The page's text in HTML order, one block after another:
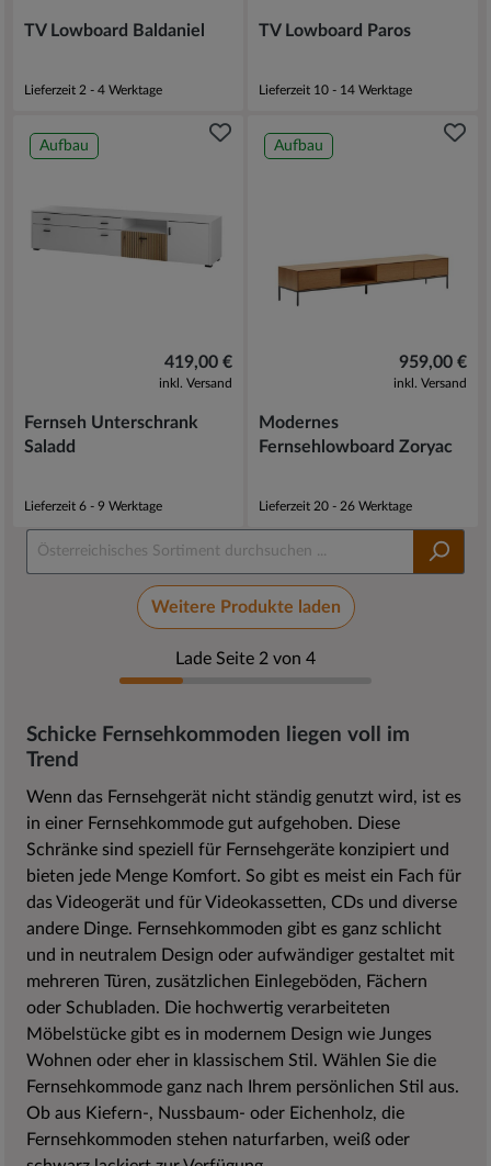
TV Lowboard Baldaniel
Lieferzeit 2 - 4 Werktage
TV Lowboard Paros
Lieferzeit 10 - 14 Werktage
Aufbau
419,00 €
inkl. Versand
Fernseh Unterschrank
Saladd
Lieferzeit 6 - 9 Werktage
Aufbau
959,00 €
inkl. Versand
Modernes
Fernsehlowboard Zoryac
Lieferzeit 20 - 26 Werktage
Weitere Produkte laden
Lade Seite 2 von 4
Schicke Fernsehkommoden liegen voll im
Trend
Wenn das Fernsehgerät nicht ständig genutzt wird, ist es
in einer Fernsehkommode gut aufgehoben. Diese
Schränke sind speziell für Fernsehgeräte konzipiert und
bieten jede Menge Komfort. So gibt es meist ein Fach für
das Videogerät und für Videokassetten, CDs und diverse
andere Dinge. Fernsehkommoden gibt es ganz schlicht
und in neutralem Design oder aufwändiger gestaltet mit
mehreren Türen, zusätzlichen Einlegeböden, Fächern
oder Schubladen. Die hochwertig verarbeiteten
Möbelstücke gibt es in modernem Design wie Junges
Wohnen oder eher in klassischem Stil. Wählen Sie die
Fernsehkommode ganz nach Ihrem persönlichen Stil aus.
Ob aus Kiefern-, Nussbaum- oder Eichenholz, die
Fernsehkommoden stehen naturfarben, weiß oder